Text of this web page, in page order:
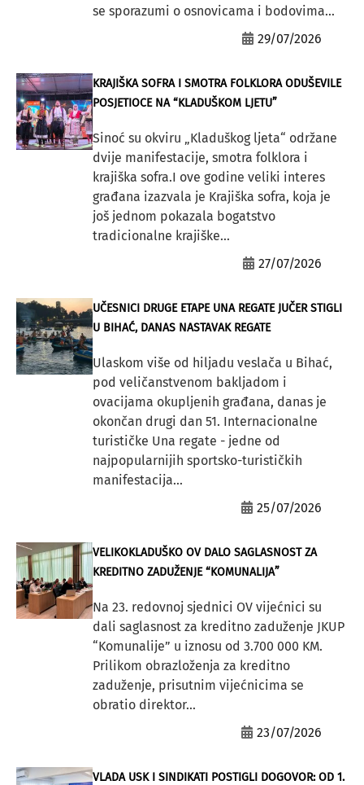
se sporazumi o osnovicama i bodovima...
29/07/2026
KRAJIŠKA SOFRA I SMOTRA FOLKLORA ODUŠEVILE
POSJETIOCE NA “KLADUŠKOM LJETU”
Sinoć su okviru „Kladuškog ljeta“ održane
dvije manifestacije, smotra folklora i
krajiška sofra.I ove godine veliki interes
građana izazvala je Krajiška sofra, koja je
još jednom pokazala bogatstvo
tradicionalne krajiške...
27/07/2026
UČESNICI DRUGE ETAPE UNA REGATE JUČER STIGLI
U BIHAĆ, DANAS NASTAVAK REGATE
Ulaskom više od hiljadu veslača u Bihać,
pod veličanstvenom bakljadom i
ovacijama okupljenih građana, danas je
okončan drugi dan 51. Internacionalne
turističke Una regate - jedne od
najpopularnijih sportsko-turističkih
manifestacija...
25/07/2026
VELIKOKLADUŠKO OV DALO SAGLASNOST ZA
KREDITNO ZADUŽENJE “KOMUNALIJA”
Na 23. redovnoj sjednici OV vijećnici su
dali saglasnost za kreditno zaduženje JKUP
“Komunalije” u iznosu od 3.700 000 KM.
Prilikom obrazloženja za kreditno
zaduženje, prisutnim vijećnicima se
obratio direktor...
23/07/2026
VLADA USK I SINDIKATI POSTIGLI DOGOVOR: OD 1.